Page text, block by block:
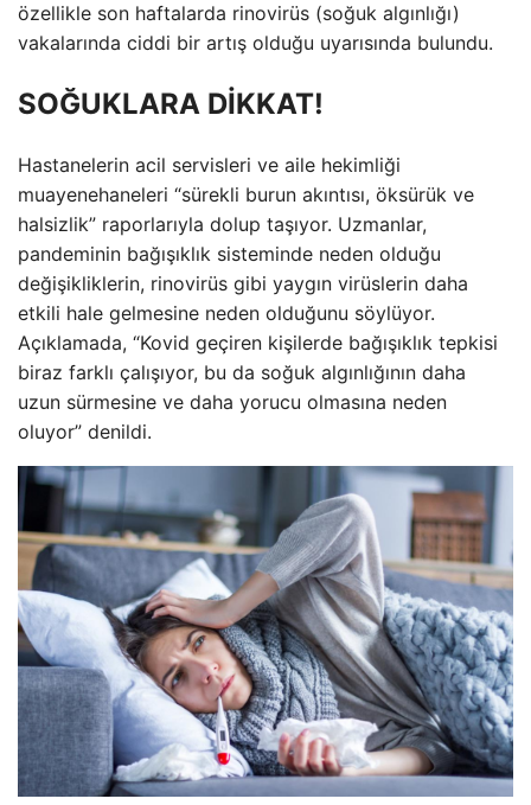
özellikle son haftalarda rinovirüs (soğuk algınlığı)
vakalarında ciddi bir artış olduğu uyarısında bulundu.
SOĞUKLARA DİKKAT!
Hastanelerin acil servisleri ve aile hekimliği
muayenehaneleri “sürekli burun akıntısı, öksürük ve
halsizlik” raporlarıyla dolup taşıyor. Uzmanlar,
pandeminin bağışıklık sisteminde neden olduğu
değişikliklerin, rinovirüs gibi yaygın virüslerin daha
etkili hale gelmesine neden olduğunu söylüyor.
Açıklamada, “Kovid geçiren kişilerde bağışıklık tepkisi
biraz farklı çalışıyor, bu da soğuk algınlığının daha
uzun sürmesine ve daha yorucu olmasına neden
oluyor” denildi.